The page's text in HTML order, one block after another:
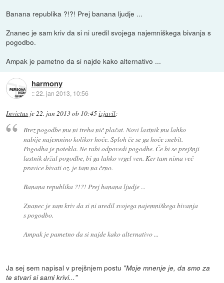
Banana republika ?!?! Prej banana ljudje ...
Znanec je sam kriv da si ni uredil svojega najemniškega bivanja s
pogodbo.
Ampak je pametno da si najde kako alternativo ...
harmony
::22. jan 2013, 10:56
Invictus je22. jan 2013 ob 10:45izjavil:
Brez pogodbe mu ni treba nič plačat. Novi lastnik mu lahko
nabije najemnino kolikor hoče. Sploh če se ga hoče znebit.
Pogodba je potekla. Ne rabi odpovedi pogodbe. Če bi se prejšnji
lastnik držal pogodbe, bi ga lahko vrgel ven. Ker tam nima več
pravice bivati oz. je tam na črno.
Banana republika ?!?! Prej banana ljudje ...
Znanec je sam kriv da si ni uredil svojega najemniškega bivanja
s pogodbo.
Ampak je pametno da si najde kako alternativo ...
Ja sej sem napisal v prejšnjem postu "Moje mnenje je, da smo za
te stvari si sami krivi..."